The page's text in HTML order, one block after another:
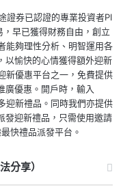
證券已認證的專業投資者PI
早已獲得財務自由，創立
能夠理性分析、明智運用各
以愉快的心情獲得額外迎新
新優惠平台之一，免費提供
廣優惠。開戶時，輸入
迎新禮品。同時我們亦提供
發迎新禮品，只需使用邀請
快禮品派發平台。
分享）